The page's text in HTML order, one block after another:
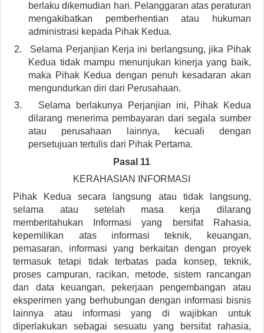
berlaku dikemudian hari. Pelanggaran atas peraturan
mengakibatkan pemberhentian atau hukuman
administrasi kepada Pihak Kedua.
2.
Selama Perjanjian Kerja ini berlangsung, jika Pihak
Kedua tidak mampu menunjukan kinerja yang baik,
maka Pihak Kedua dengan penuh kesadaran akan
mengundurkan diri dari Perusahaan.
3.
Selama berlakunya Perjanjian ini, Pihak Kedua
dilarang menerima pembayaran dari segala sumber
atau perusahaan lainnya, kecuali dengan
persetujuan tertulis dari Pihak Pertama.
Pasal 11
KERAHASIAN INFORMASI
Pihak Kedua secara langsung atau tidak langsung,
selama atau setelah masa kerja dilarang
memberitahukan Informasi yang bersifat Rahasia,
kepemilikan atas informasi teknik, keuangan,
pemasaran, informasi yang berkaitan dengan proyek
termasuk tetapi tidak terbatas pada konsep, teknik,
proses campuran, racikan, metode, sistem rancangan
dan data keuangan, pekerjaan pengembangan atau
eksperimen yang berhubungan dengan informasi bisnis
lainnya atau informasi yang di wajibkan untuk
diperlakukan sebagai sesuatu yang bersifat rahasia,